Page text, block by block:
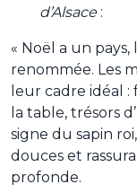
d’Alsace :
« Noël a un
renommée. Les
leur cadre idéal :
la table, trésors
signe du sapin
douces et
profonde.